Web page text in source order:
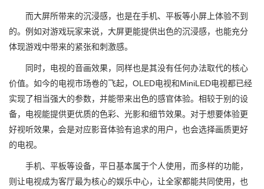
而大屏所带来的沉浸感，也是在手机、平板等小屏上体验不到
的。例如对游戏玩家来说，大屏更能提供出色的沉浸感，也能充分
体现游戏中带来的紧张和刺激感。
同时，电视的音画效果，同样也是其没有任何办法取代的核心
价值。如今的电视市场卷的飞起，OLED电视和MiniLED电视都已经
实现了相当强大的参数，并能带来出色的感官体验。相较于别的设
备，电视能提供更优质的色彩、光影和细节效果。对于想要体验更
好视听效果，会是对应影音体验有追求的用户，也会选择画质更好
的电视。
手机、平板等设备，平日基本属于个人使用，而多样的功能，
则让电视成为客厅最为核心的娱乐中心，让全家都能共同使用，也